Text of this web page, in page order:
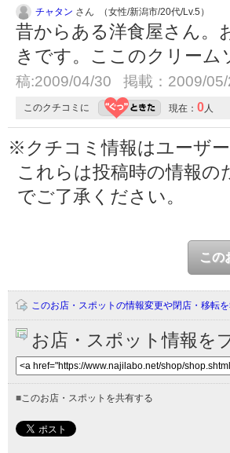
チャタン さん （女性/新潟市/20代/Lv.5）
昔からある洋食屋さん。
きです。ここのクリー
稿:2009/04/30 掲載：2009/05/
このクチコミに 現在： 0人
※クチコミ情報はユーザ
これらは投稿時の情報
でご了承ください。
この
このお店・スポットの情報変更や閉店・移転
お店・スポット情報を
■このお店・スポットを共有する